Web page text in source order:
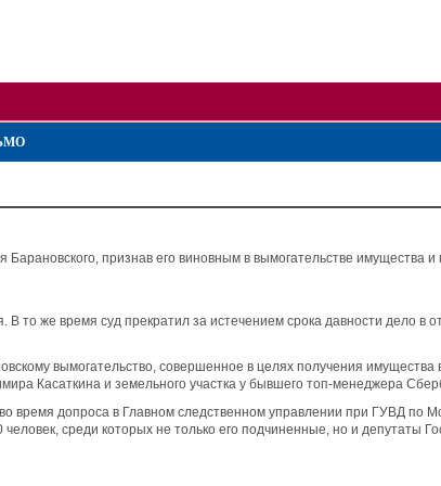
признав его виновным в вымогательстве имущества
то же время суд прекратил за истечением срока давности дело в
вымогательство, совершенное в целях получения
Касаткина и земельного участка у бывшего топ-менеджера
время допроса в Главном следственном управлении при ГУВД по
среди которых не только его подчиненные, но и депутаты